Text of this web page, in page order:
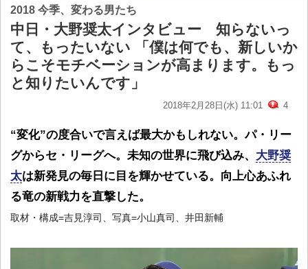
2018 今季、変わる男たち
中日・大野奨太インタビュー 知らないっ
て、もったいない 「僕は何でも、新しいか
らこそモチベーションが高まります。もっ
と知りたいんです」
2018年2月28日(水) 11:01 4
“変化”の度合いで言えば最大かもしれない。パ・リー
グからセ・リーグへ。未知の世界に飛び込み、 大野奨
太は新発見の毎日に目を輝かせている。向上心あふれ
る竜の新戦力を直撃した。
取材・構成=吉見淳司、写真=小山真司、井田新輔